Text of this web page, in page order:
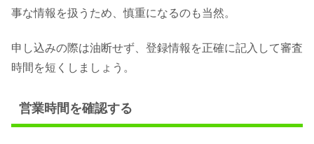
事な情報を扱うため、慎重になるのも当然。
申し込みの際は油断せず、登録情報を正確に記入して審査
時間を短くしましょう。
営業時間を確認する